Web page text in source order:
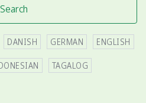
Search
DANISH GERMAN ENGLISH
TAGALOG